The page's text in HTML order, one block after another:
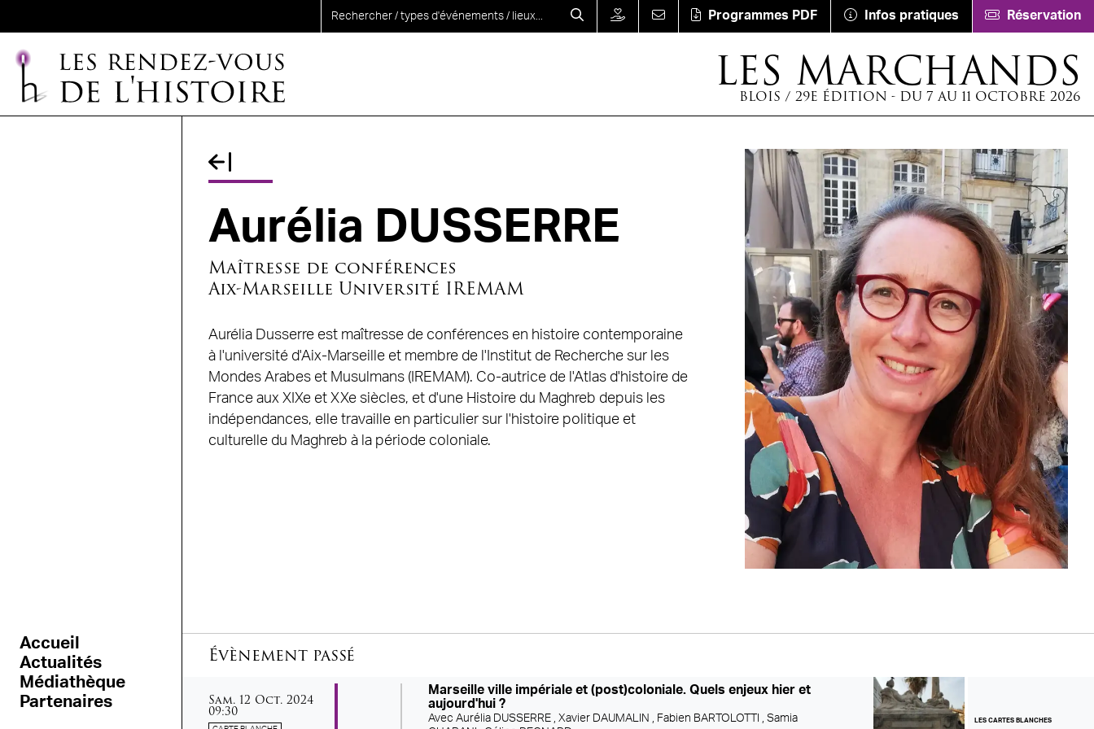
Programmes PDF Infos pratiques Réservation
LES MARCHANDS
BLOIS / 29E ÉDITION - DU 7 AU 11 OCTOBRE 2026
Accueil
Actualités
Médiathèque
Partenaires
Fil d'Ariane
Aurélia DUSSERRE
Maîtresse de conférences
Aix-Marseille Université IREMAM
Aurélia Dusserre est maîtresse de conférences en histoire contemporaine
à l'université d'Aix-Marseille et membre de l'Institut de Recherche sur les
Mondes Arabes et Musulmans (IREMAM). Co-autrice de l'Atlas d'histoire de
France aux XIXe et XXe siècles, et d'une Histoire du Maghreb depuis les
indépendances, elle travaille en particulier sur l'histoire politique et
culturelle du Maghreb à la période coloniale.
Évènement passé
samedi
Sam. 12 octobre
Oct. 2024
09:30
Marseille ville impériale et (post)coloniale. Quels enjeux hier et
aujourd'hui ?
AvecAurélia DUSSERRE ,Xavier DAUMALIN , Fabien BARTOLOTTI ,Samia
LES CARTES BLANCHES